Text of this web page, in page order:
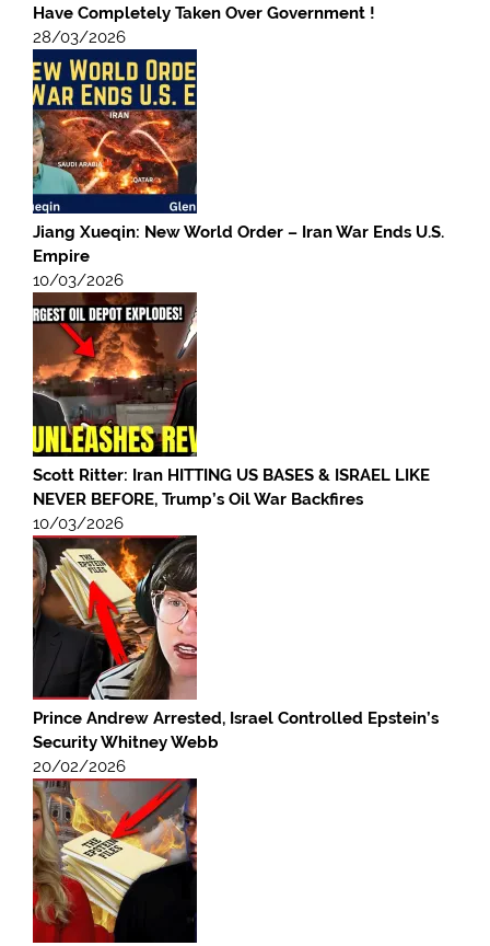
Have Completely Taken Over Government !
28/03/2026
Jiang Xueqin: New World Order – Iran War Ends U.S.
Empire
10/03/2026
Scott Ritter: Iran HITTING US BASES & ISRAEL LIKE
NEVER BEFORE, Trump’s Oil War Backfires
10/03/2026
Prince Andrew Arrested, Israel Controlled Epstein’s
Security Whitney Webb
20/02/2026